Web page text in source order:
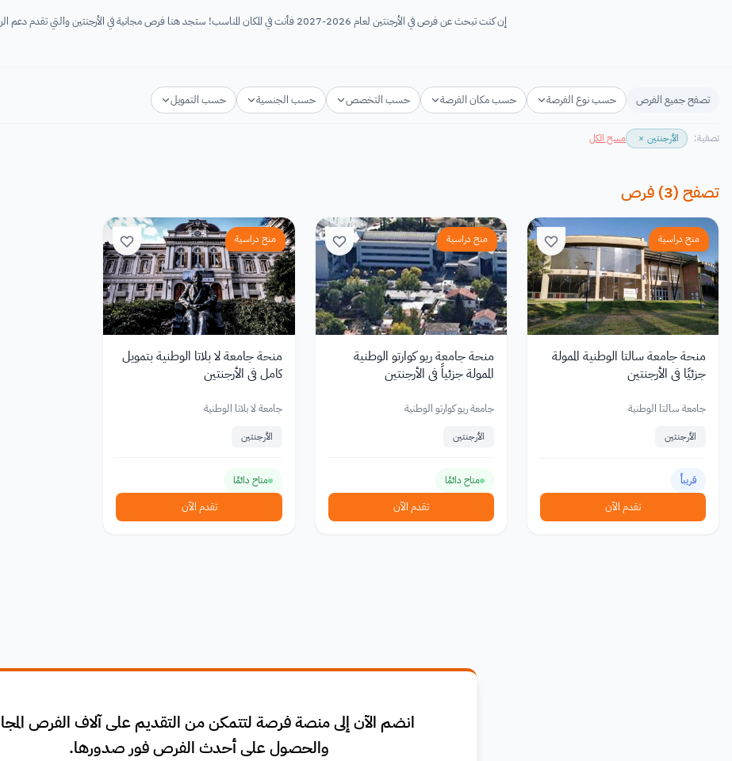
إن كنت تبحث عن فرص في الأرجنتين لعام 2026-2027 فأنت في المكان المناسب! ستجد هنا فرص مجانية في الأرجنتين والتي تقدم دعم الراغبين في متابعة در...
تصفح جميع الفرص حسب نوع الفرصة حسب مكان الفرصة حسب التخصص حسب الجنسية حسب التمويل
تصفية: الأرجنتين × مسح الكل
تصفح (
3
) فرص
منح دراسية
منحة جامعة سالتا الوطنية الممولة
جزئيًا في الأرجنتين
جامعة سالتا الوطنية
الأرجنتين
قريباً
تقدم الآن
منح دراسية
منحة جامعة ريو كوارتو الوطنية
الممولة جزئياً في الأرجنتين
جامعة ريو كوارتو الوطنية
الأرجنتين
متاح دائمًا
تقدم الآن
منح دراسية
منحة جامعة لا بلاتا الوطنية بتمويل
كامل في الأرجنتين
جامعة لا بلاتا الوطنية
الأرجنتين
متاح دائمًا
تقدم الآن
انضم الآن إلى منصة فرصة لتتمكن من التقديم على آلاف الفرص
والحصول على أحدث الفرص فور صدورها.